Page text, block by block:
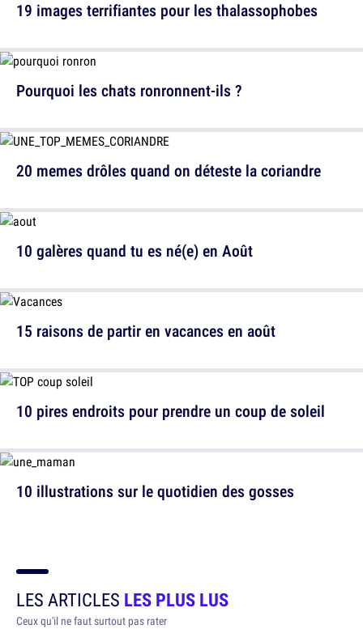
Pourquoi les chats ronronnent-ils ?
10 galères quand tu es né(e) en Août
10 pires endroits pour prendre un coup de soleil
19 images terrifiantes pour les thalassophobes
20 memes drôles quand on déteste la coriandre
15 raisons de partir en vacances en août
10 illustrations sur le quotidien des gosses
LES ARTICLES LES PLUS LUS
Ceux qu'il ne faut surtout pas rater